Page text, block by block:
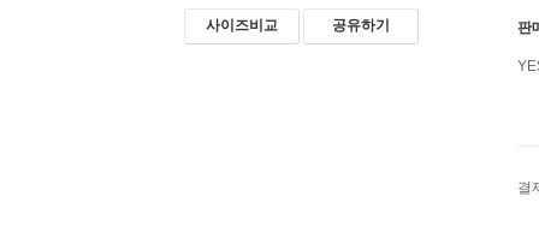
사이즈비교 공유하기 판
결